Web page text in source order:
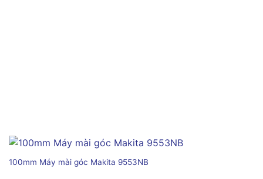
100mm Máy mài góc Makita 9553NB